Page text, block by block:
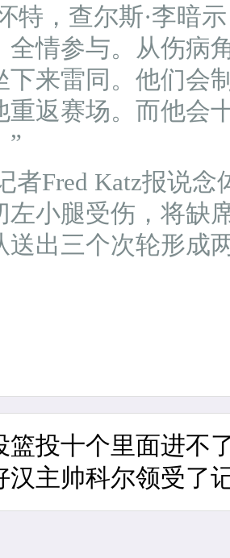
特，查尔斯·李暗
全情参与。从伤病
下来雷同。他们会
重返赛场。而他会
”
者Fred Katz报说
左小腿受伤，将缺
送出三个次轮形成
篮投十个里面进不
汉主帅科尔领受了